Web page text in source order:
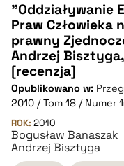
CZYSTY TEKST
pobierz cytat
BIBTEX
pobierz cytat
"Oddziaływanie
Praw Człowieka
prawny
Andrzej
[recenzja]
Opublikowano w:
2010 / Tom 18 / Numer
ROK: 2010
Bogusław Banaszak
Andrzej Bisztyga